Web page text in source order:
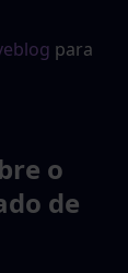
para
o
de